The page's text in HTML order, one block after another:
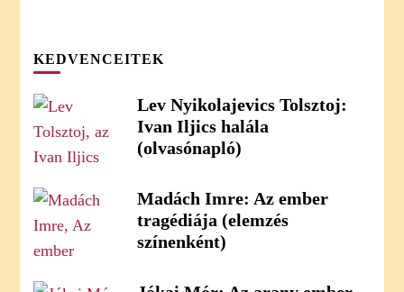
KEDVENCEITEK
Lev Nyikolajevics Tolsztoj:
Ivan Iljics halála
(olvasónapló)
Madách Imre: Az ember
tragédiája (elemzés
színenként)